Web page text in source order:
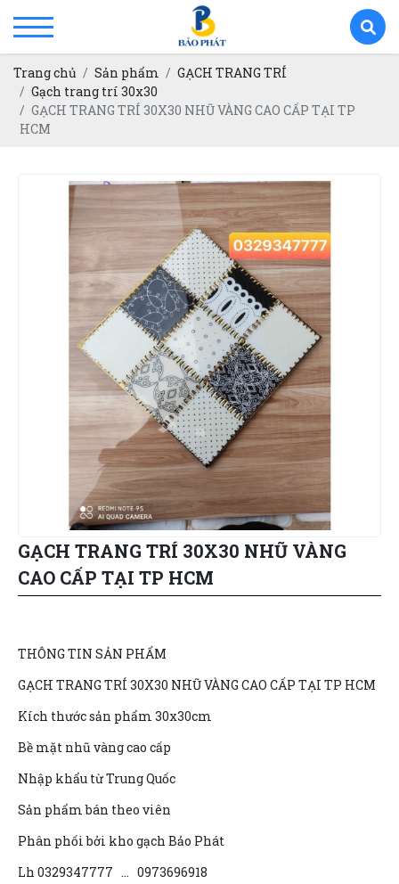
Trang chủ Sản phẩm
GẠCH TRANG TRÍ
Gạch trang trí 30x30
GẠCH TRANG TRÍ 30X30 NHŨ VÀNG CAO CẤP TẠI TP
HCM
GẠCH TRANG TRÍ 30X30 NHŨ VÀNG
CAO CẤP TẠI TP HCM
THÔNG TIN SẢN PHẨM
GẠCH TRANG TRÍ 30X30 NHŨ VÀNG CAO CẤP TẠI TP HCM
Kích thước sản phẩm 30x30cm
Bề mặt nhũ vàng cao cấp
Nhập khẩu từ Trung Quốc
Sản phẩm bán theo viên
Phân phối bởi kho gạch Bảo Phát
Lh 0329347777 ... 0973696918